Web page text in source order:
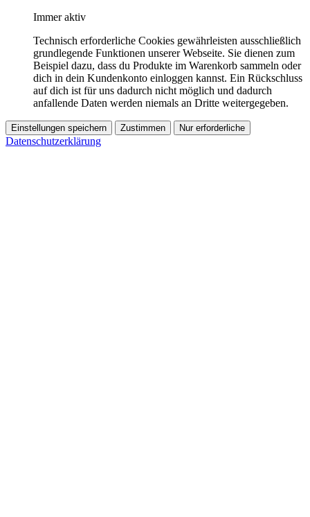
Immer aktiv
Technisch erforderliche Cookies gewährleisten ausschließlich
grundlegende Funktionen unserer Webseite. Sie dienen zum
Beispiel dazu, dass du Produkte im Warenkorb sammeln oder
dich in dein Kundenkonto einloggen kannst. Ein Rückschluss
auf dich ist für uns dadurch nicht möglich und dadurch
anfallende Daten werden niemals an Dritte weitergegeben.
Einstellungen speichern Zustimmen Nur erforderliche
Datenschutzerklärung